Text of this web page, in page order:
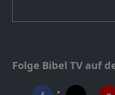
Folge Bibel TV auf